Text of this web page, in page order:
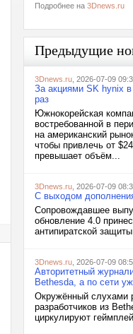
Подробнее на 3Dnews.ru
Предыдущие
3Dnews.ru , 2026-07-09
За акциями SK hynix
раз
Южнокорейская
востребованной в
на американский
чтобы привлечь от
превышает объём...
3Dnews.ru , 2026-07-09
С выходом
Сопровождавшее
обновление 4.0
антипиратской
3Dnews.ru , 2026-07-09
Авторитетный
Bethesda, а по сети
Окружённый слухами
разработчиков из
циркулируют